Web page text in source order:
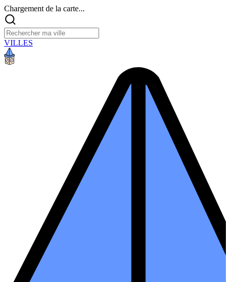
Chargement de la carte...
VILLES